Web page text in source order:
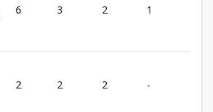
6 3 2 1
2 2 2 -